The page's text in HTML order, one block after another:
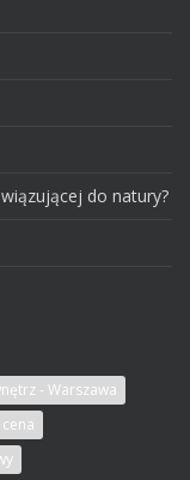
do natury?
- Warszawa